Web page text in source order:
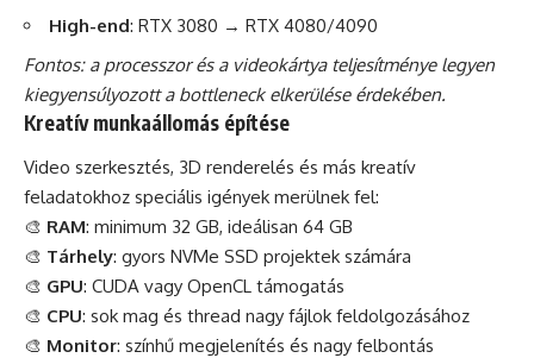
High-end: RTX 3080 → RTX 4080/4090
Fontos: a processzor és a videokártya teljesítménye legyen
kiegyensúlyozott a bottleneck elkerülése érdekében.
Kreatív munkaállomás építése
Video szerkesztés, 3D renderelés és más kreatív
feladatokhoz speciális igények merülnek fel:
🎨 RAM: minimum 32 GB, ideálisan 64 GB
🎨 Tárhely: gyors NVMe SSD projektek számára
🎨 GPU: CUDA vagy OpenCL támogatás
🎨 CPU: sok mag és thread nagy fájlok feldolgozásához
🎨 Monitor: színhű megjelenítés és nagy felbontás